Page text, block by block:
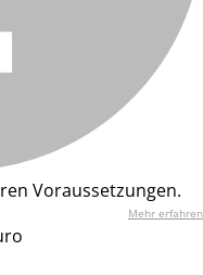
Voraussetzungen.
Mehr erfahren